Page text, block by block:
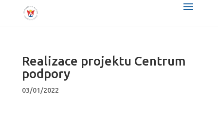
Realizace projektu Centrum
podpory
03/01/2022